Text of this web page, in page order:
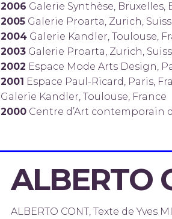
2006 Galerie Synthèse, Bruxelles,
2005 Galerie Proarta, Zurich,
2004 Galerie Kandler, Toulouse,
2003 Galerie Proarta, Zurich,
2002 Espace Mode Arts Design,
2001 Espace Paul-Ricard, Paris,
Galerie Kandler, Toulouse, France
2000 Centre d’Art contemporain
ALBERTO
ALBERTO CONT, Texte de Yves